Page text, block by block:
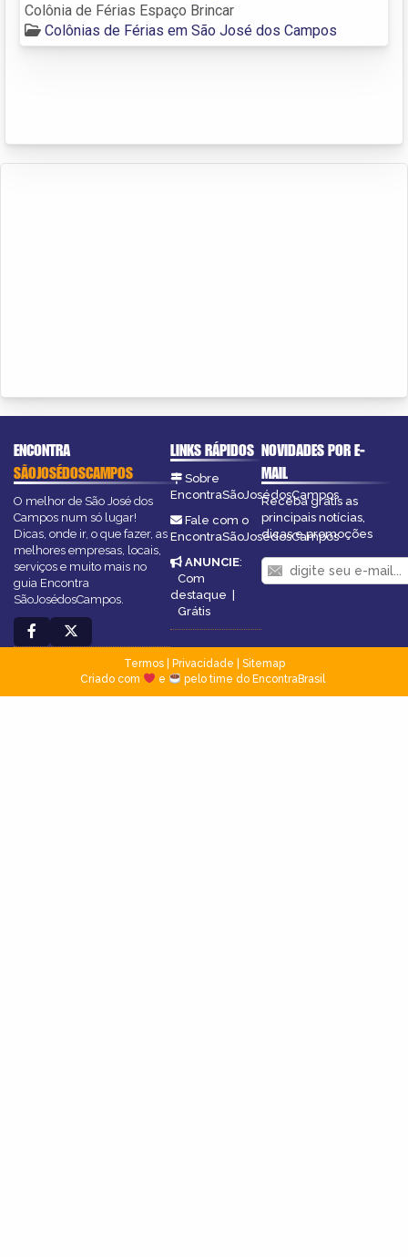
Colônia de Férias Espaço Brincar
Colônias de Férias em São José dos Campos
ENCONTRA
SÃOJOSÉDOSCAMPOS
O melhor de São José dos
Campos num só lugar!
Dicas, onde ir, o que fazer, as
melhores empresas, locais,
serviços e muito mais no
guia Encontra
SãoJosédosCampos.
LINKS RÁPIDOS
Sobre
EncontraSãoJosédosCampos
Fale com o
EncontraSãoJosédosCampos
ANUNCIE:
Com
destaque |
Grátis
NOVIDADES POR E-
MAIL
Receba grátis as
principais notícias,
dicas e promoções
Termos| Privacidade
Sitemap
Criado com
e pelo time do EncontraBrasil